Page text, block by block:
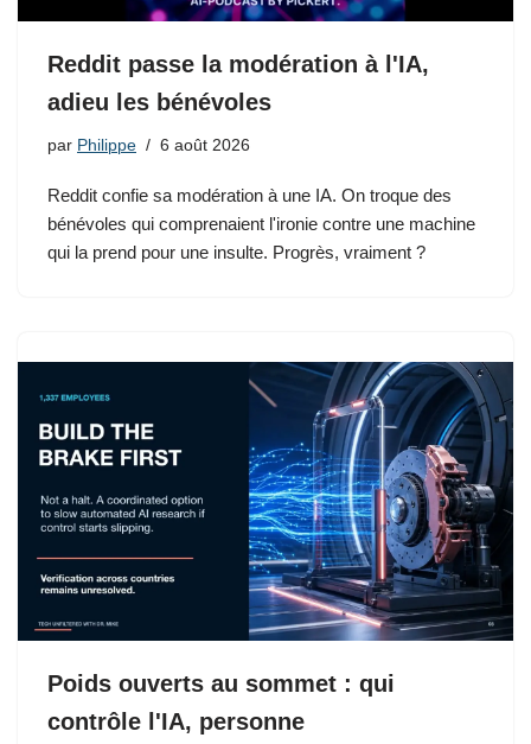
Reddit passe la modération à l'IA,
adieu les bénévoles
par Philippe 6 août 2026
Reddit confie sa modération à une IA. On troque des
bénévoles qui comprenaient l'ironie contre une machine
qui la prend pour une insulte. Progrès, vraiment ?
Poids ouverts au sommet : qui
contrôle l'IA, personne